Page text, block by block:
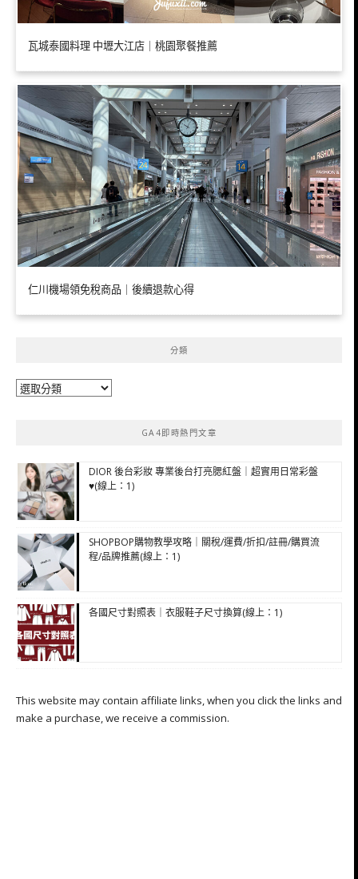
瓦城泰國料理 中壢大江店｜桃園聚餐推薦
仁川機場領免稅商品｜後續退款心得
分類
分
GA4即時熱門文章
DIOR 後台彩妝 專業後台打亮腮紅盤｜超實用日常彩盤
♥(線上：1)
SHOPBOP購物教學攻略｜關稅/運費/折扣/註冊/購買流
程/品牌推薦(線上：1)
各國尺寸對照表｜衣服鞋子尺寸換算(線上：1)
This website may contain affiliate links, when you click the links and
make a purchase, we receive a commission.